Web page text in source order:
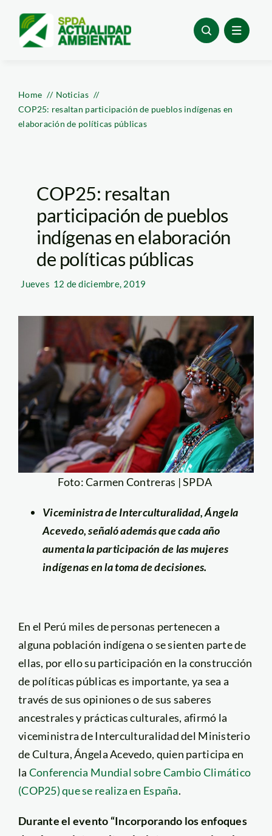
content
Home
Noticias
COP25: resaltan participación de pueblos indígenas en
elaboración de políticas públicas
COP25: resaltan
participación de pueblos
indígenas en elaboración
de políticas públicas
Jueves 12 de diciembre, 2019
Foto: Carmen Contreras | SPDA
Viceministra de Interculturalidad, Ángela
Acevedo, señaló además que cada año
aumenta la participación de las mujeres
indígenas en la toma de decisiones.
En el Perú miles de personas pertenecen a
alguna población indígena o se sienten parte de
ellas, por ello su participación en la construcción
de políticas públicas es importante, ya sea a
través de sus opiniones o de sus saberes
ancestrales y prácticas culturales, afirmó la
viceministra de Interculturalidad del Ministerio
de Cultura, Ángela Acevedo, quien participa en
la Conferencia Mundial sobre Cambio Climático
(COP25) que se realiza en España.
Durante el evento “Incorporando los enfoques